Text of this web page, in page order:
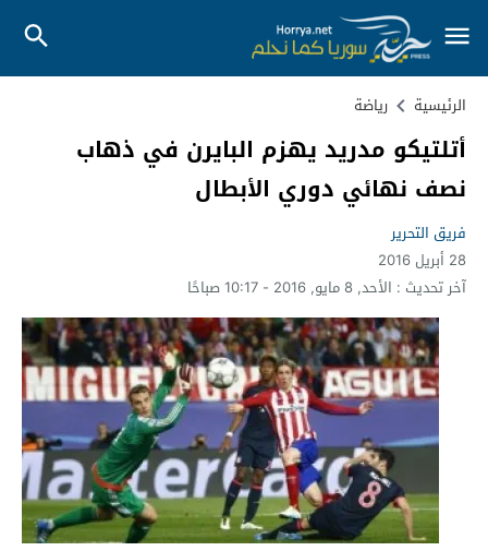
الرئيسية رياضة
أتلتيكو مدريد يهزم البايرن في ذهاب
نصف نهائي دوري الأبطال
فريق التحرير
28 أبريل 2016
آخر تحديث : الأحد, 8 مايو, 2016 - 10:17 صباحًا